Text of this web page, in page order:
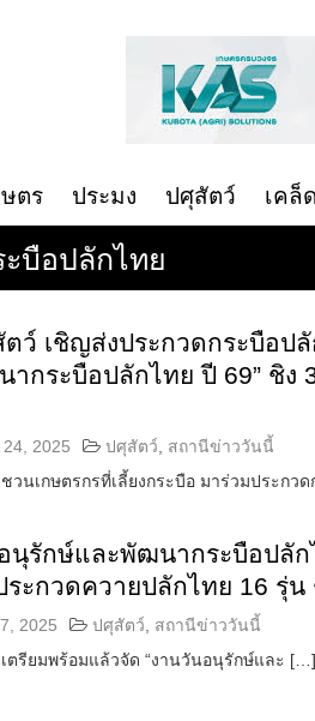
ตร ประมง ปศุสัตว์ เคล็
บือปลักไทย
ว์ เชิญส่งประกวดกระบือป
กระบือปลักไทย ปี 69” ชิง
2025 ปศุสัตว์
สถานีข่าววันนี้
วนเกษตรกรที่เลี้ยงกระบือ มาร่วมประกว
นุรักษ์และพัฒนากระบือปลั
ะกวดควายปลักไทย 16 รุ่น
2025 ปศุสัตว์
สถานีข่าววันนี้
ตรียมพร้อมแล้วจัด “งานวันอนุรักษ์และ […]